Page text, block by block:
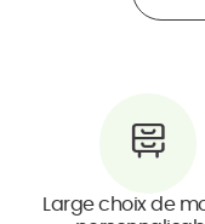
Large choix de